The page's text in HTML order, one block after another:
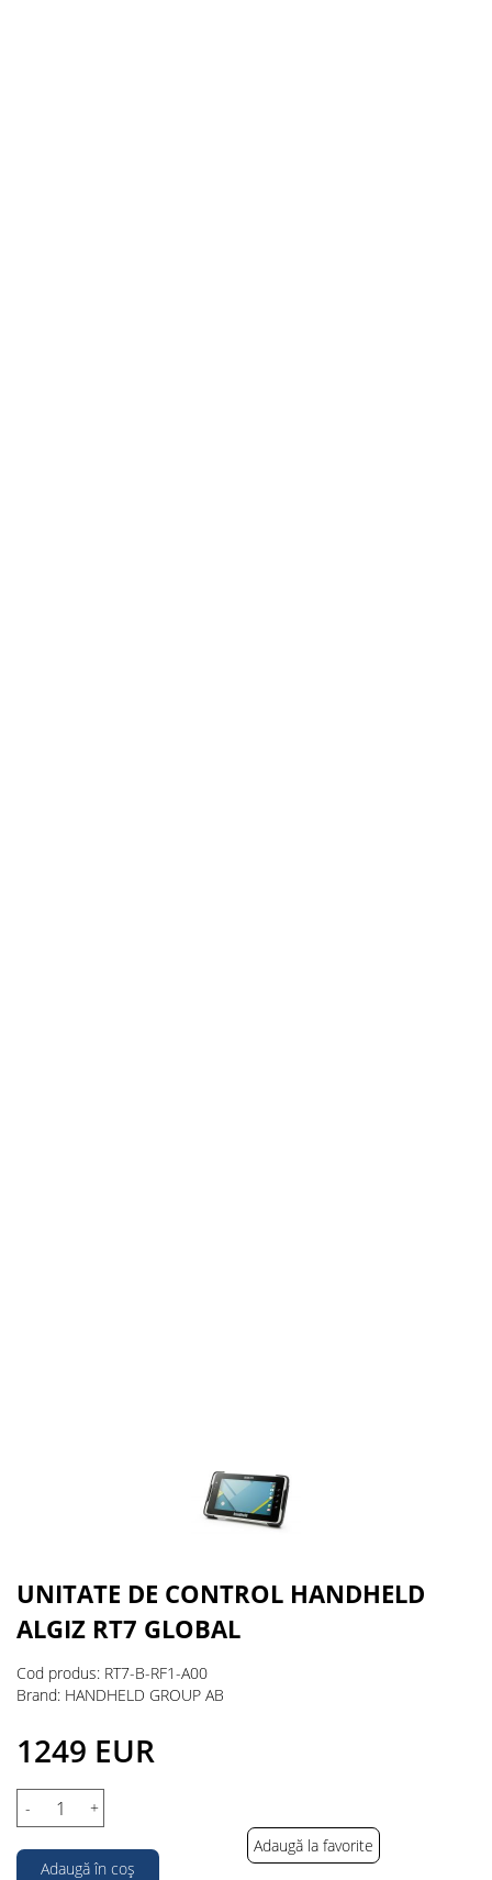
UNITATE DE CONTROL HANDHELD
ALGIZ RT7 GLOBAL
Cod produs: RT7-B-RF1-A00
Brand: HANDHELD GROUP AB
1249 EUR
- +
Adaugă în coș
Adaugă la favorite